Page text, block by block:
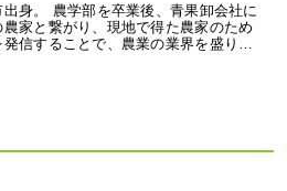
身。 農学部を卒業後、青果卸会社に
家と繋がり、現地で得た農家のため
発信することで、農業の業界を盛り…